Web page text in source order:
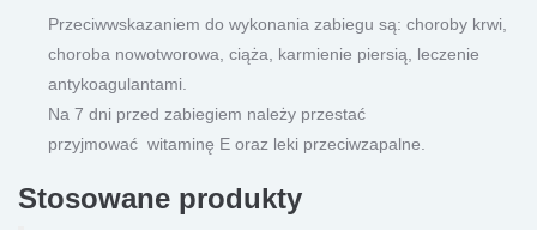
Przeciwwskazaniem do wykonania zabiegu są: choroby krwi,
choroba nowotworowa, ciąża, karmienie piersią, leczenie
antykoagulantami.
Na 7 dni przed zabiegiem należy przestać
przyjmować witaminę E oraz leki przeciwzapalne.
Stosowane produkty